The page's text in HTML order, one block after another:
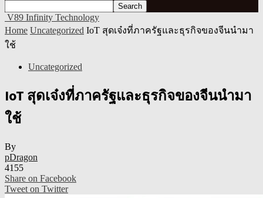
V89 Infinity Technology
Home Uncategorized IoT สุดเจ๋งที่ภาครัฐและธุรกิจของจีนนำมา
ใช้
Uncategorized
IoT สุดเจ๋งที่ภาครัฐและธุรกิจของจีนนำมา
ใช้
By
pDragon
4155
Share on Facebook
Tweet on Twitter